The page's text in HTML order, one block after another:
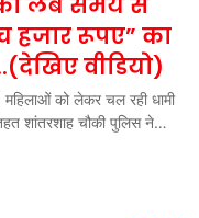
हजार रूपए” का
वीडियो)
को लेकर चल रही धामी
शांतरशाह चौकी पुलिस ने…